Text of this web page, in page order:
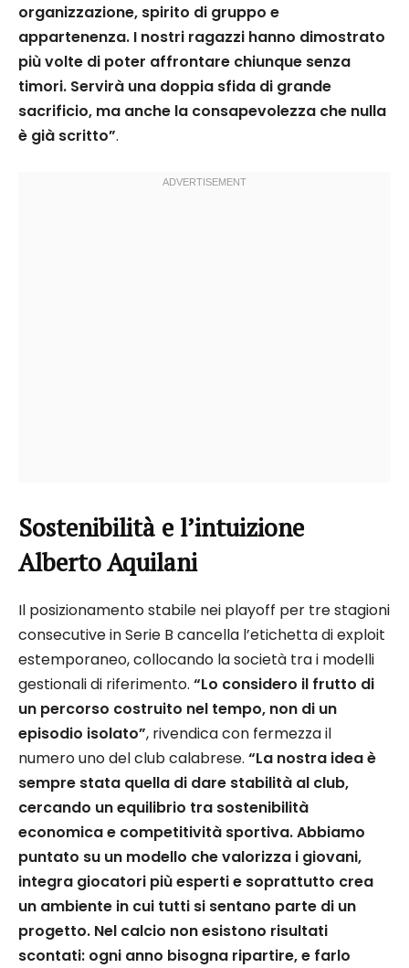
organizzazione, spirito di gruppo e
appartenenza. I nostri ragazzi hanno dimostrato
più volte di poter affrontare chiunque senza
timori. Servirà una doppia sfida di grande
sacrificio, ma anche la consapevolezza che nulla
è già scritto”.
Sostenibilità e l’intuizione
Alberto Aquilani
Il posizionamento stabile nei playoff per tre stagioni
consecutive in Serie B cancella l’etichetta di exploit
estemporaneo, collocando la società tra i modelli
gestionali di riferimento. “Lo considero il frutto di
un percorso costruito nel tempo, non di un
episodio isolato”, rivendica con fermezza il
numero uno del club calabrese. “La nostra idea è
sempre stata quella di dare stabilità al club,
cercando un equilibrio tra sostenibilità
economica e competitività sportiva. Abbiamo
puntato su un modello che valorizza i giovani,
integra giocatori più esperti e soprattutto crea
un ambiente in cui tutti si sentano parte di un
progetto. Nel calcio non esistono risultati
scontati: ogni anno bisogna ripartire, e farlo